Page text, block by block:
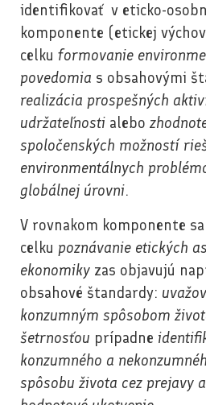
identifikovať v eticko-
komponente (etickej
celku formovanie
povedomia s obsahovými
realizácia prospešných
udržateľnosti alebo
spoločenských možností
environmentálnych
globálnej úrovni.
V rovnakom komponente
celku poznávanie etických
ekonomiky zas objavujú
obsahové štandardy:
konzumným spôsobom
šetrnosťou prípadne
konzumného a
spôsobu života cez prejavy